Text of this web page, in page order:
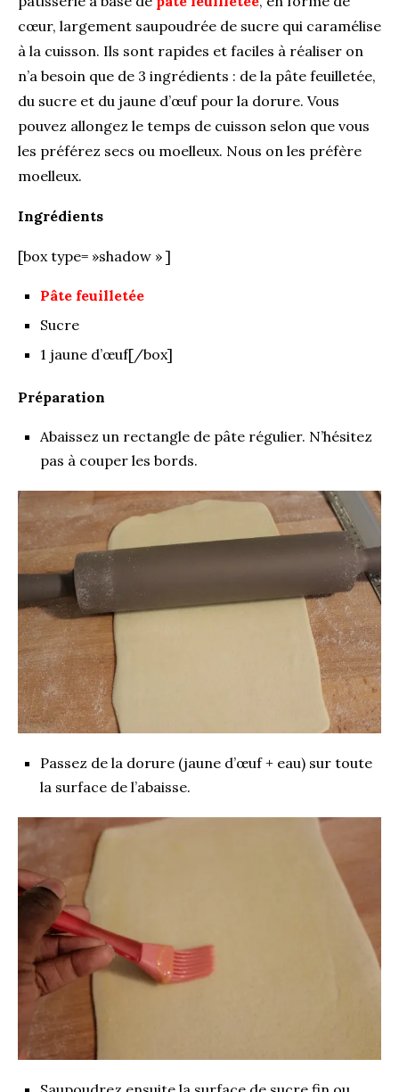
cœur, largement saupoudrée de sucre qui caramélise
à la cuisson. Ils sont rapides et faciles à réaliser on
n’a besoin que de 3 ingrédients : de la pâte feuilletée,
du sucre et du jaune d’œuf pour la dorure. Vous
pouvez allongez le temps de cuisson selon que vous
les préférez secs ou moelleux. Nous on les préfère
moelleux.
Ingrédients
[box type= »shadow » ]
Pâte feuilletée
Sucre
1 jaune d’œuf[/box]
Préparation
Abaissez un rectangle de pâte régulier. N’hésitez
pas à couper les bords.
Passez de la dorure (jaune d’œuf + eau) sur toute
la surface de l’abaisse.